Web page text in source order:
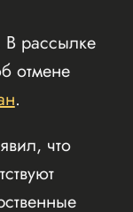
рассылке
отмене
.
что